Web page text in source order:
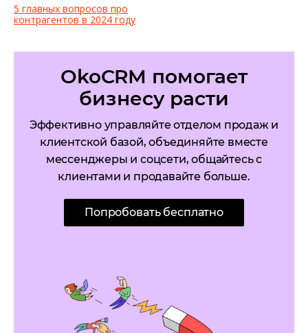
5 главных вопросов про
контрагентов в 2024 году
OkoCRM помогает
бизнесу расти
Эффективно управляйте отделом продаж и
клиентской базой, объединяйте вместе
мессенджеры и соцсети, общайтесь с
клиентами и продавайте больше.
Попробовать бесплатно